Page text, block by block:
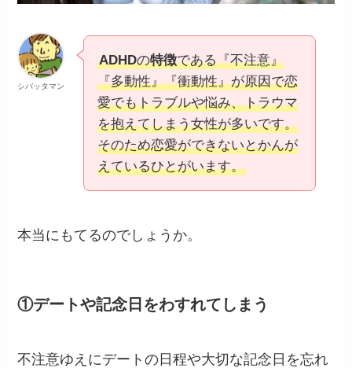
シバッタマン
ADHDの特徴である『不注意』
『多動性』『衝動性』が原因で恋
愛でもトラブルや悩み、トラウマ
を抱えてしまう女性が多いです。
そのため恋愛ができないとかんが
えているひとがいます。
本当にもてるのでしょうか。
①デートや記念日をわすれてしまう
不注意ゆえにデートの日程や大切な記念日を忘れ